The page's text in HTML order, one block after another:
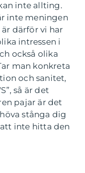
inte allting.
inte meningen
därför vi har
intressen i
också olika
man konkreta
och sanitet,
så är det
pajar är det
stånga dig
inte hitta den